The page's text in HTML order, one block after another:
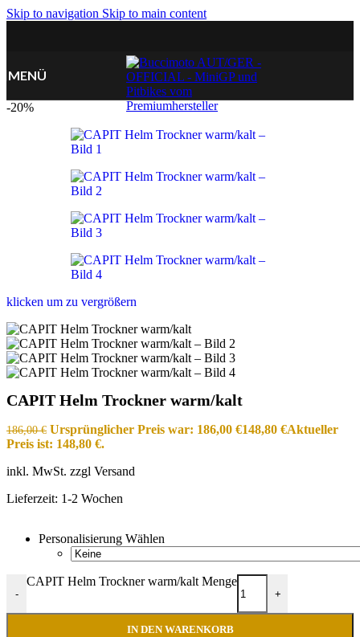
Skip to navigation Skip to main content
MENÜ
-20%
klicken um zu vergrößern
CAPIT Helm Trockner warm/kalt
186,00€ Ursprünglicher Preis war: 186,00 €148,80 €Aktueller
Preis ist: 148,80 €.
inkl. MwSt. zzgl Versand
Lieferzeit: 1-2 Wochen
Personalisierung Wählen
-
CAPIT Helm Trockner warm/kalt Menge
+
IN DEN WARENKORB